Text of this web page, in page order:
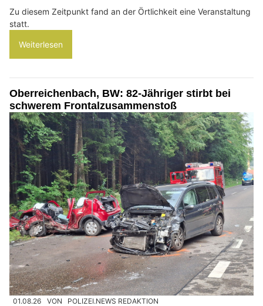
Zu diesem Zeitpunkt fand an der Örtlichkeit eine Veranstaltung
statt.
Weiterlesen
Oberreichenbach, BW: 82-Jähriger stirbt bei
schwerem Frontalzusammenstoß
01.08.26 VON POLIZEI.NEWS REDAKTION